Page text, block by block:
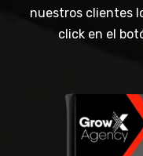
nuestros clientes
click en el